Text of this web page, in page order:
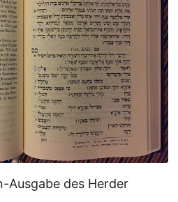
Ausgabe des Herder